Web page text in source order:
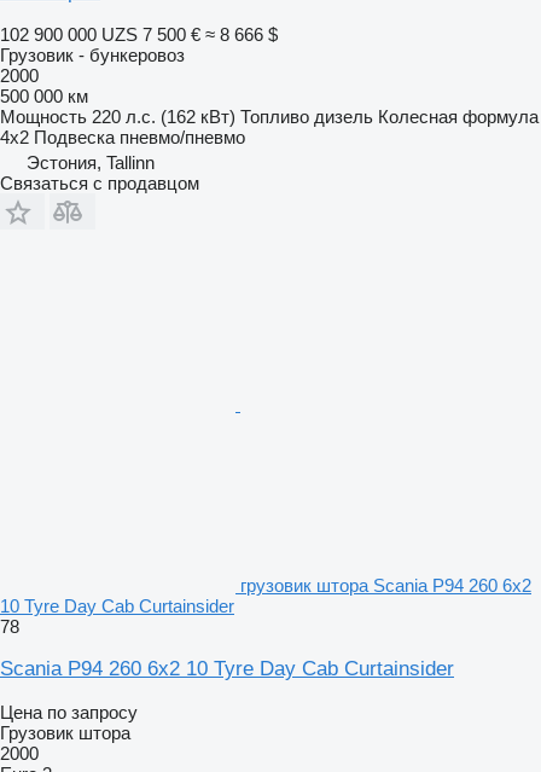
102 900 000 UZS 7 500 € ≈ 8 666 $
Грузовик - бункеровоз
2000
500 000 км
Мощность 220 л.с. (162 кВт) Топливо дизель Колесная формула
4x2 Подвеска пневмо/пневмо
Эстония, Tallinn
Связаться с продавцом
грузовик штора Scania P94 260 6x2
10 Tyre Day Cab Curtainsider
78
Scania P94 260 6x2 10 Tyre Day Cab Curtainsider
Цена по запросу
Грузовик штора
2000